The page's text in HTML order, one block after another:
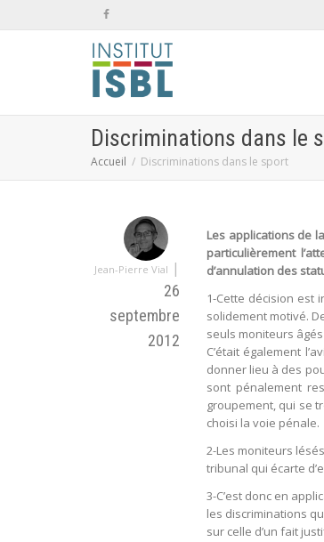
Discriminations dans le
Accueil Discriminations dans le sport
Jean-Pierre Vial |
26
septembre
2012
Les applications de
particulièrement
d’annulation des
1-Cette décision est
solidement motivé.
seuls moniteurs
C’était également
donner lieu à des
sont pénalement
groupement, qui se
choisi la voie pénale.
2-Les moniteurs
tribunal qui écarte
3-C’est donc en
les discriminations
sur celle d’un fait